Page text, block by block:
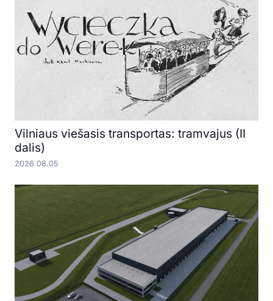
Vilniaus viešasis transportas: tramvajus (II
dalis)
2026.08.05